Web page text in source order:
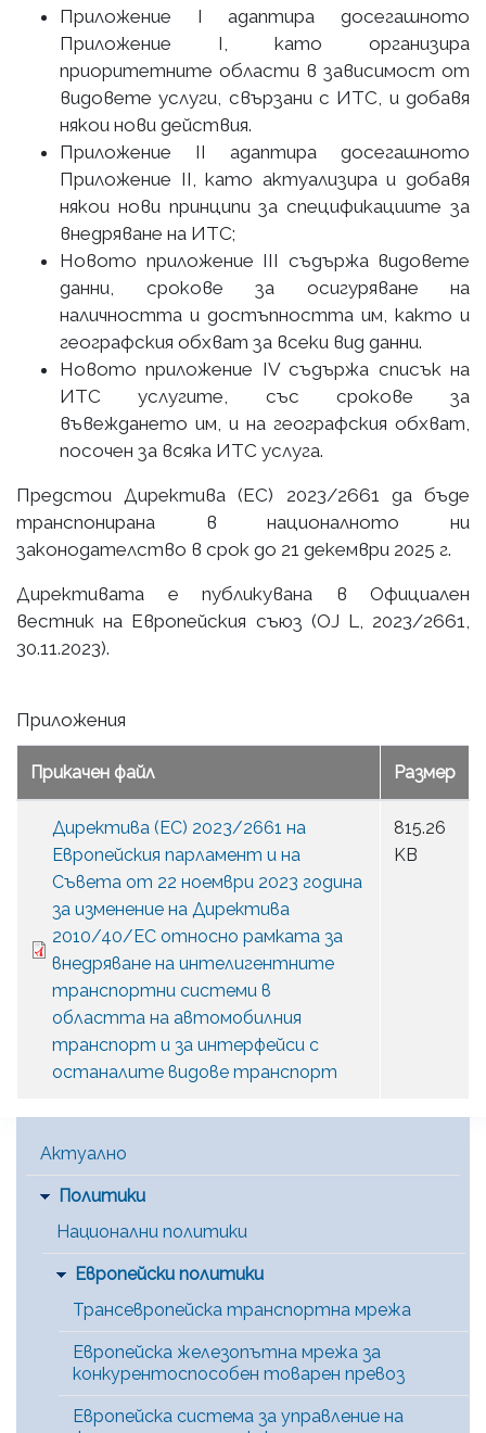
Приложение I адаптира досегашното
Приложение I, като организира
приоритетните области в зависимост от
видовете услуги, свързани с ИТС, и добавя
някои нови действия.
Приложение II адаптира досегашното
Приложение II, като актуализира и добавя
някои нови принципи за спецификациите за
внедряване на ИТС;
Новото приложение III съдържа видовете
данни, срокове за осигуряване на
наличността и достъпността им, както и
географския обхват за всеки вид данни.
Новото приложение IV съдържа списък на
ИТС услугите, със срокове за
въвеждането им, и на географския обхват,
посочен за всяка ИТС услуга.
Предстои Директива (ЕС) 2023/2661 да бъде
транспонирана в националното ни
законодателство в срок до 21 декември 2025 г.
Директивата е публикувана в Официален
вестник на Европейския съюз (OJ L, 2023/2661,
30.11.2023).
Приложения
Прикачен файл Размер
Директива (ЕС) 2023/2661 на
Европейския парламент и на
Съвета от 22 ноември 2023 година
за изменение на Директива
2010/40/ЕС относно рамката за
внедряване на интелигентните
транспортни системи в
областта на автомобилния
транспорт и за интерфейси с
останалите видове транспорт
815.26
KB
Main Menu [BG]
Актуално
Политики
Национални политики
Европейски политики
Трансевропейска транспортна мрежа
Европейска железопътна мрежа за
конкурентоспособен товарен превоз
Европейска система за управление на